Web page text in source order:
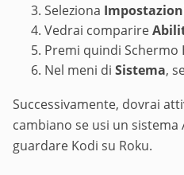
Seleziona
Vedrai comparire
Premi quindi
Nel meni di Sistema,
Successivamente, dovrai
cambiano se usi un
guardare Kodi su Roku.